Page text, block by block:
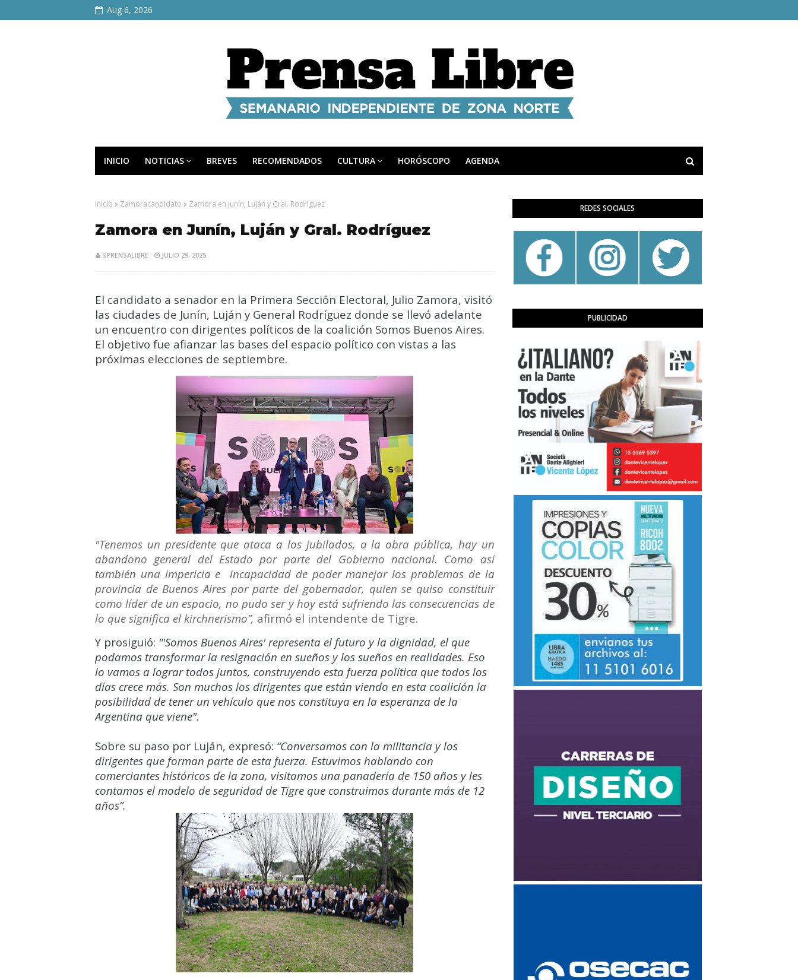
Aug 6, 2026
INICIO NOTICIAS BREVES RECOMENDADOS CULTURA HORÓSCOPO AGENDA
Inicio Zamoracandidato Zamora en Junín, Luján y Gral. Rodríguez
Zamora en Junín, Luján y Gral. Rodríguez
SPRENSALIBRE JULIO 29, 2025
El candidato a senador en la Primera Sección Electoral, Julio Zamora, visitó
las ciudades de Junín, Luján y General Rodríguez donde se llevó adelante
un encuentro con dirigentes políticos de la coalición Somos Buenos Aires.
El objetivo fue afianzar las bases del espacio político con vistas a las
próximas elecciones de septiembre.
"Tenemos un presidente que ataca a los jubilados, a la obra pública, hay un
abandono general del Estado por parte del Gobierno nacional. Como así
también una impericia e incapacidad de poder manejar los problemas de la
provincia de Buenos Aires por parte del gobernador, quien se quiso constituir
como líder de un espacio, no pudo ser y hoy está sufriendo las consecuencias de
lo que significa el kirchnerismo”, afirmó el intendente de Tigre.
Y prosiguió: "'Somos Buenos Aires' representa el futuro y la dignidad, el que
podamos transformar la resignación en sueños y los sueños en realidades. Eso
lo vamos a lograr todos juntos, construyendo esta fuerza política que todos los
días crece más. Son muchos los dirigentes que están viendo en esta coalición la
posibilidad de tener un vehículo que nos constituya en la esperanza de la
Argentina que viene".
Sobre su paso por Luján, expresó: “Conversamos con la militancia y los
dirigentes que forman parte de esta fuerza. Estuvimos hablando con
comerciantes históricos de la zona, visitamos una panadería de 150 años y les
contamos el modelo de seguridad de Tigre que construimos durante más de 12
años”.
REDES SOCIALES
PUBLICIDAD